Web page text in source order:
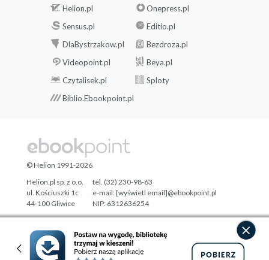
Helion.pl
Onepress.pl
Sensus.pl
Editio.pl
DlaBystrzakow.pl
Bezdroza.pl
Videopoint.pl
Beya.pl
Czytalisek.pl
Sploty
Biblio.Ebookpoint.pl
Designed with ♥ byTonik.pl
© Helion 1991-2026
Helion.pl sp. z o.o.
ul. Kościuszki 1c
44-100 Gliwice
tel. (32) 230-98-63
e-mail:[wyświetl email]@ebookpoint.pl
NIP: 6312636254
Regon: 241989027